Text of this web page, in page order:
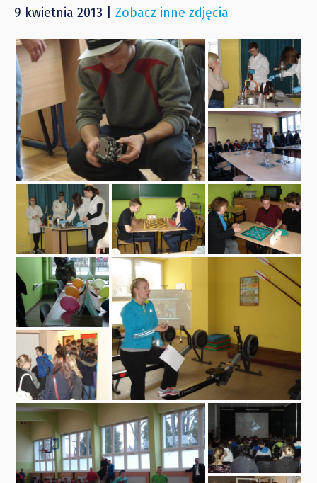
9 kwietnia 2013 | Zobacz inne zdjęcia